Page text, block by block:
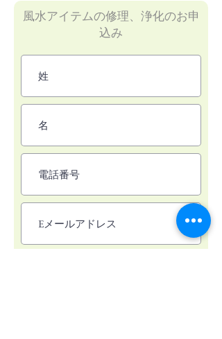
風水アイテムの修理、浄化のお申
込み